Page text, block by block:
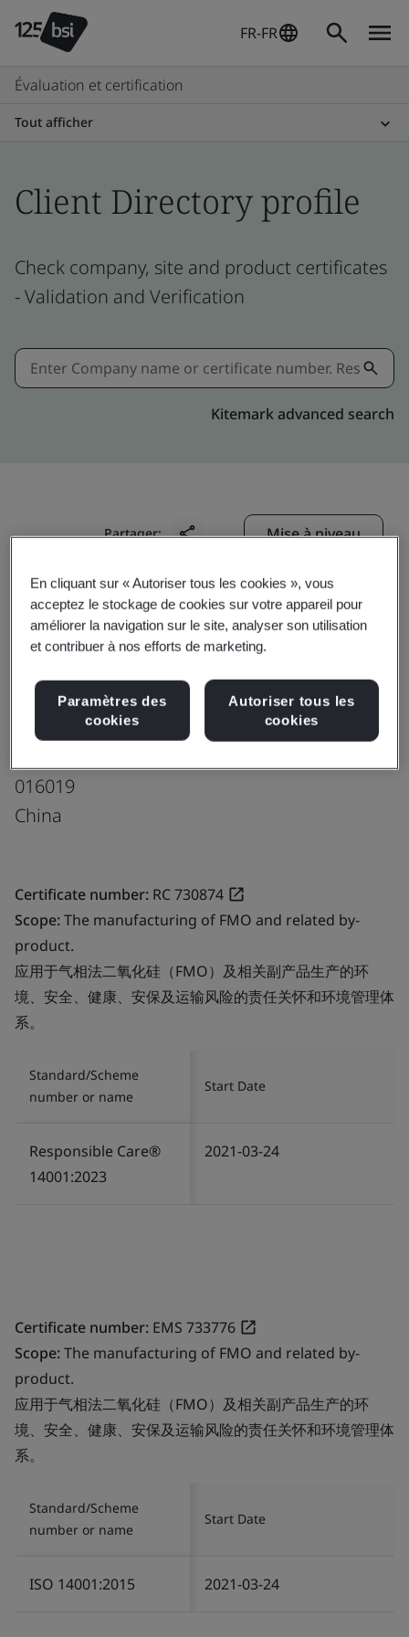
FR-FR
Évaluation et certification
Tout afficher
Client Directory profile
Check company, site and product certificates
- Validation and Verification
Kitemark advanced search
Partager: Mise à niveau
Cabot Hengyecheng Performance Material
(Inner-Mogolia) Co., Ltd.
Wuda Economic and Industrial Park
Wuhai
016019
China
Certificate number: RC 730874
Scope:The manufacturing of FMO and related by-
product.
应用于气相法二氧化硅（FMO）及相关副产品生产的环
境、安全、健康、安保及运输风险的责任关怀和环境管理体
系。
Standard/Scheme
number or name
Start Date
Responsible Care®
14001:2023
2021-03-24
Certificate number: EMS 733776
Scope:The manufacturing of FMO and related by-
product.
应用于气相法二氧化硅（FMO）及相关副产品生产的环
境、安全、健康、安保及运输风险的责任关怀和环境管理体
系。
Standard/Scheme
number or name
Start Date
ISO 14001:2015 2021-03-24
En cliquant sur « Autoriser tous les cookies », vous
acceptez le stockage de cookies sur votre appareil pour
améliorer la navigation sur le site, analyser son utilisation
et contribuer à nos efforts de marketing.
Paramètres des
cookies
Autoriser tous les
cookies